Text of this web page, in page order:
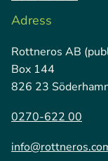
Adress
Rottneros AB
Box 144
826 23
0270-622 00